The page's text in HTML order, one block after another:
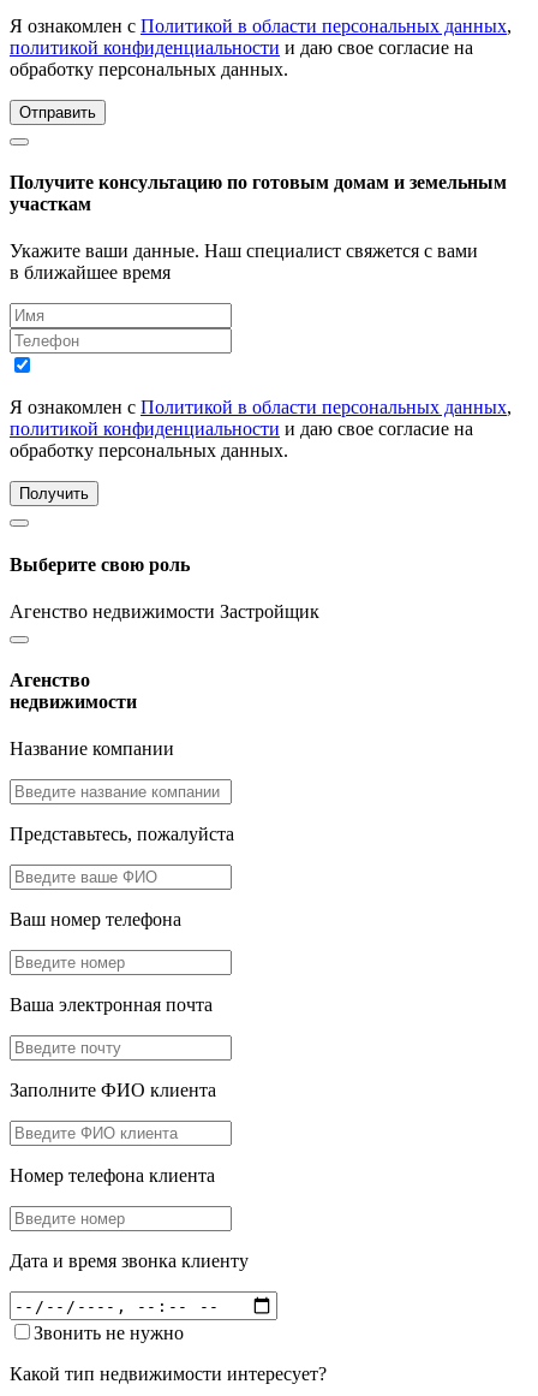
Я ознакомлен с Политикой в области персональных данных,
политикой конфиденциальности и даю свое согласие на
обработку персональных данных.
Отправить
Получите консультацию по готовым домам и земельным
участкам
Укажите ваши данные. Наш специалист свяжется с вами
в ближайшее время
Я ознакомлен с Политикой в области персональных данных,
политикой конфиденциальности и даю свое согласие на
обработку персональных данных.
Получить
Выберите свою роль
Агенство недвижимости Застройщик
Агенство
недвижимости
Название компании
Представьтесь, пожалуйста
Ваш номер телефона
Ваша электронная почта
Заполните ФИО клиента
Номер телефона клиента
Дата и время звонка клиенту
Звонить не нужно
Какой тип недвижимости интересует?